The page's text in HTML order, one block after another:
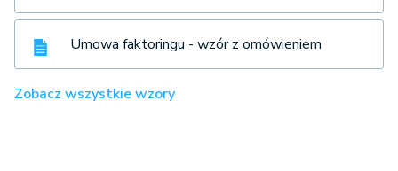
Umowa faktoringu - wzór z omówieniem
Zobacz wszystkie wzory